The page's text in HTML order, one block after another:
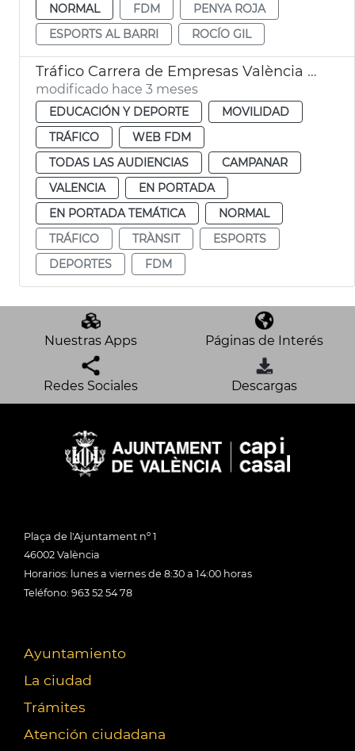
NORMAL
FDM
PENYA ROJA
ESPORTS AL BARRI
ROCÍO GIL
Tráfico Carrera de Empresas València 2026
modificado hace 3 meses
EDUCACIÓN Y DEPORTE
MOVILIDAD
TRÁFICO
WEB FDM
TODAS LAS AUDIENCIAS
CAMPANAR
VALENCIA
EN PORTADA
EN PORTADA TEMÁTICA
NORMAL
TRÁFICO
TRÀNSIT
ESPORTS
DEPORTES
FDM
Nuestras Apps Páginas de Interés
Redes Sociales Descargas
Plaça de l'Ajuntament nº 1
46002 València
Horarios: lunes a viernes de 8:30 a 14:00 horas
Teléfono: 963 52 54 78
Ayuntamiento
La ciudad
Trámites
Atención ciudadana